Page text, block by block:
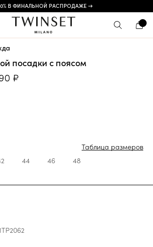
В ФИНАЛЬНОЙ РАСПРОДАЖЕ →
посадки с поясом
₽
Таблица размеров
44 46 48